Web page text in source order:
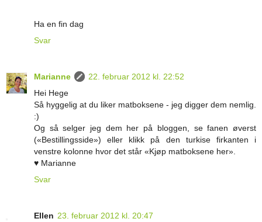
Ha en fin dag
Svar
Marianne
22. februar 2012 kl. 22:52
Hei Hege
Så hyggelig at du liker matboksene - jeg digger dem nemlig.
:)
Og så selger jeg dem her på bloggen, se fanen øverst
(«Bestillingsside») eller klikk på den turkise firkanten i
venstre kolonne hvor det står «Kjøp matboksene her».
♥ Marianne
Svar
Ellen 23. februar 2012 kl. 20:47